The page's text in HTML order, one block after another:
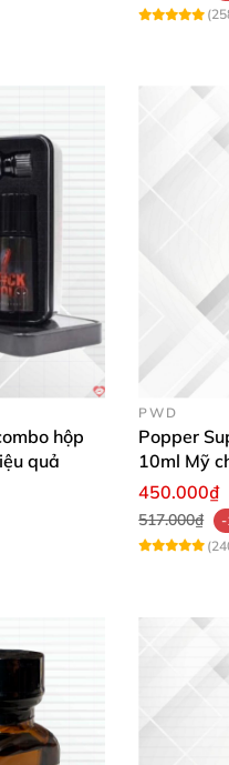
hộp
quả
PWD
Popper
10ml Mỹ
cực mạnh
450.000₫
517.000₫